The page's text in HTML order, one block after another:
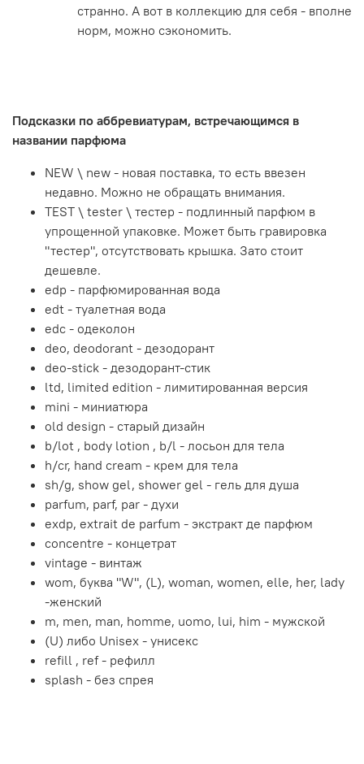
странно. А вот в коллекцию для себя - вполне
норм, можно сэкономить.
Подсказки по аббревиатурам, встречающимся в
названии парфюма
NEW \ new - новая поставка, то есть ввезен
недавно. Можно не обращать внимания.
TEST \ tester \ тестер - подлинный парфюм в
упрощенной упаковке. Может быть гравировка
"тестер", отсутствовать крышка. Зато стоит
дешевле.
edp - парфюмированная вода
edt - туалетная вода
edc - одеколон
deo, deodorant - дезодорант
deo-stick - дезодорант-стик
ltd, limited edition - лимитированная версия
mini - миниатюра
old design - старый дизайн
b/lot , body lotion , b/l - лосьон для тела
h/cr, hand cream - крем для тела
sh/g, show gel, shower gel - гель для душа
parfum, parf, par - духи
exdp, extrait de parfum - экстракт де парфюм
concentre - концетрат
vintage - винтаж
wom, буква "W", (L), woman, women, elle, her, lady
-женский
m, men, man, homme, uomo, lui, him - мужской
(U) либо Unisex - унисекс
refill , ref - рефилл
splash - без спрея